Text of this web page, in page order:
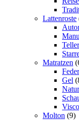
Lattenroste
Matratzen
Gel
Natur
Molton (9)